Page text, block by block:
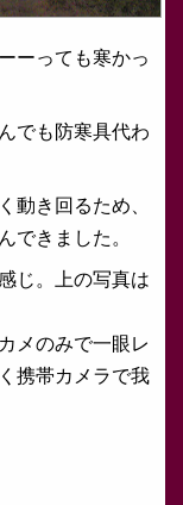
ーっても寒かっ
でも防寒具代わ
動き回るため、
できました。
じ。上の写真は
メのみで一眼レ
携帯カメラで我